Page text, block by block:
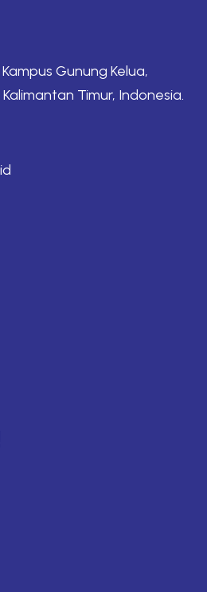
Gunung Kelua,
Kalimantan Timur, Indonesia.